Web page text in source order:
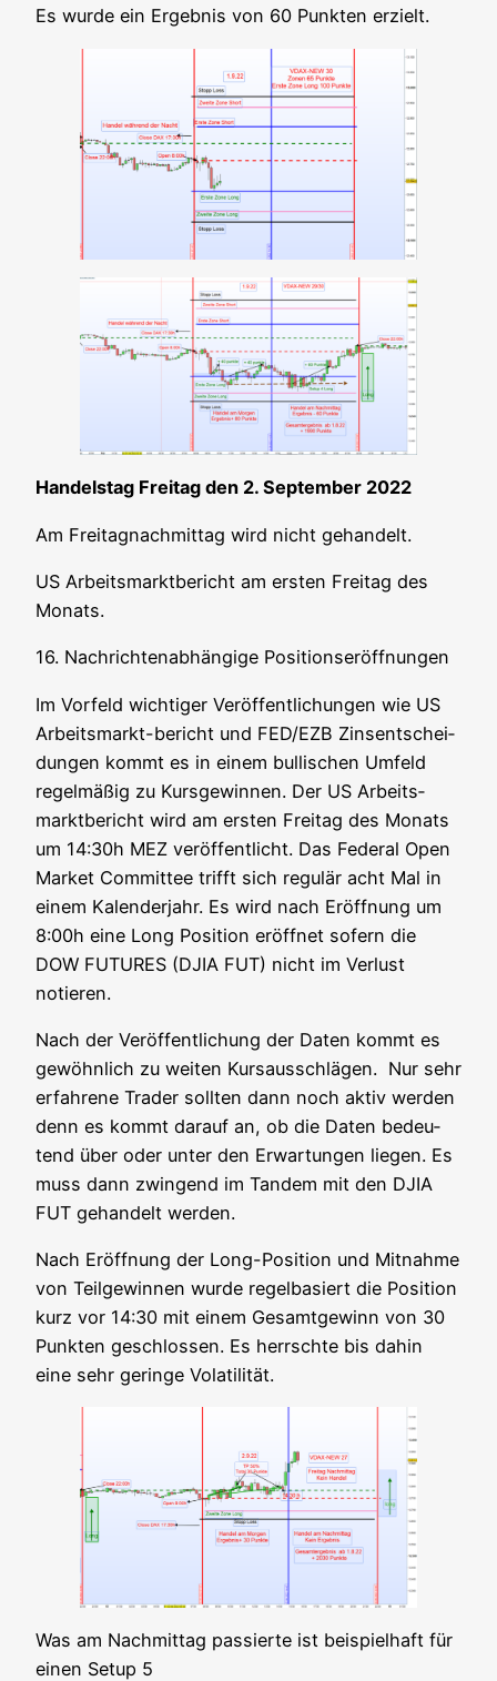
Es wur­de ein Ergeb­nis von 60 Punk­ten erzielt.
Han­dels­tag Frei­tag den 2. Sep­tem­ber 2022
Am Frei­tag­nach­mit­tag wird nicht gehandelt.
US Arbeits­markt­be­richt am ers­ten Frei­tag des
Monats.
16. Nach­rich­ten­ab­hän­gi­ge Positionseröffnungen
Im Vor­feld wich­ti­ger Ver­öf­fent­li­chun­gen wie US
Arbeits­markt-bericht und FED/EZB Zins­ent­schei­
dun­gen kommt es in einem bul­li­schen Umfeld
regel­mä­ßig zu Kurs­ge­win­nen. Der US Arbeits­
markt­be­richt wird am ers­ten Frei­tag des Monats
um 14:30h MEZ ver­öf­fent­licht. Das Fede­ral Open
Mar­ket Com­mit­tee trifft sich regu­lär acht Mal in
einem Kalen­der­jahr. Es wird nach Eröff­nung um
8:00h eine Long Posi­ti­on eröff­net sofern die
DOW FUTURES (DJIA FUT) nicht im Ver­lust
notieren.
Nach der Ver­öf­fent­li­chung der Daten kommt es
gewöhn­lich zu wei­ten Kurs­aus­schlä­gen. Nur sehr
erfah­re­ne Trader soll­ten dann noch aktiv wer­den
denn es kommt dar­auf an, ob die Daten bedeu­
tend über oder unter den Erwar­tun­gen lie­gen. Es
muss dann zwin­gend im Tan­dem mit den DJIA
FUT gehan­delt werden.
Nach Eröff­nung der Long-Posi­ti­on und Mit­nah­me
von Teil­ge­win­nen wur­de regel­ba­siert die Posi­ti­on
kurz vor 14:30 mit einem Gesamt­ge­winn von 30
Punk­ten geschlos­sen. Es herrsch­te bis dahin
eine sehr gerin­ge Volatilität.
Was am Nach­mit­tag pas­sier­te ist bei­spiel­haft für
einen Set­up 5